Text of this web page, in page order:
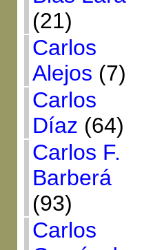
(21)
Carlos
Alejos (7)
Carlos
Díaz (64)
Carlos F.
Barberá
(93)
Carlos